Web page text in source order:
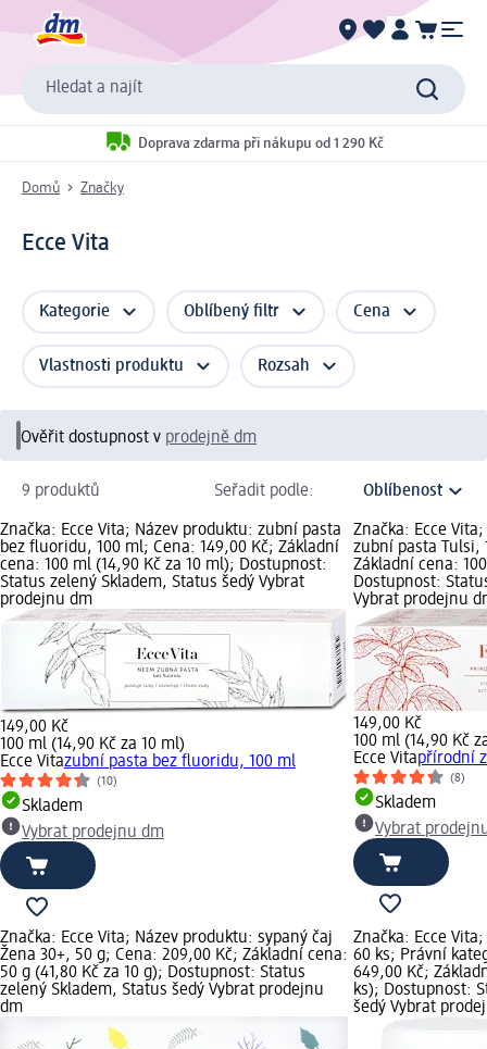
Hledat a najít
Doprava zdarma při nákupu od 1 290 Kč
Domů Značky
Ecce Vita
Kategorie Oblíbený filtr Cena
Vlastnosti produktu Rozsah
Ověřit dostupnost v prodejně dm
9 produktů Seřadit podle:
Značka: Ecce Vita; Název produktu: zubní pasta
bez fluoridu, 100 ml; Cena: 149,00 Kč; Základní
cena: 100 ml (14,90 Kč za 10 ml); Dostupnost:
Status zelený Skladem, Status šedý Vybrat
prodejnu dm
149,00 Kč
100 ml (14,90 Kč za 10 ml)
Ecce Vitazubní pasta bez fluoridu, 100 ml
(10)
Skladem
Vybrat prodejnu dm
Značka: Ecce
zubní pasta Tulsi,
Základní cena:
Dostupnost:
Vybrat prodejnu
149,00 Kč
100 ml (14,90 Kč
Ecce Vitapřírodní
(8)
Skladem
Vybrat
Značka: Ecce Vita; Název produktu: sypaný čaj
Žena 30+, 50 g; Cena: 209,00 Kč; Základní cena:
50 g (41,80 Kč za 10 g); Dostupnost: Status
zelený Skladem, Status šedý Vybrat prodejnu
dm
Značka: Ecce
60 ks; Právní
649,00 Kč;
ks); Dostupnost:
šedý Vybrat